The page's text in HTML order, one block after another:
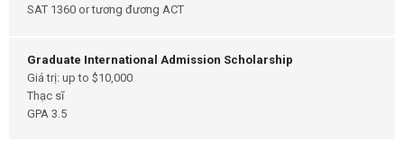
SAT 1360 or tương đương ACT
Graduate International Admission Scholarship
Giá trị: up to $10,000
Thạc sĩ
GPA 3.5